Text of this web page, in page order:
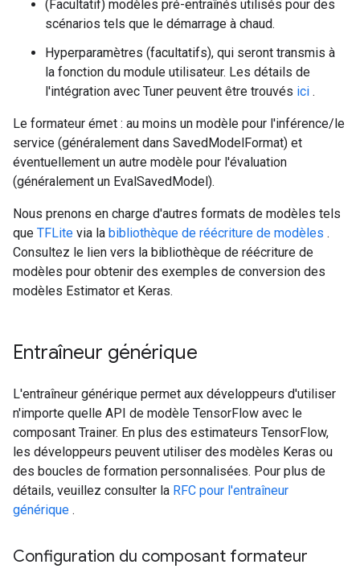
(Facultatif) modèles pré-entraînés utilisés pour des
scénarios tels que le démarrage à chaud.
Hyperparamètres (facultatifs), qui seront transmis à
la fonction du module utilisateur. Les détails de
l'intégration avec Tuner peuvent être trouvés ici .
Le formateur émet : au moins un modèle pour l'inférence/le
service (généralement dans SavedModelFormat) et
éventuellement un autre modèle pour l'évaluation
(généralement un EvalSavedModel).
Nous prenons en charge d'autres formats de modèles tels
que TFLite via la bibliothèque de réécriture de modèles .
Consultez le lien vers la bibliothèque de réécriture de
modèles pour obtenir des exemples de conversion des
modèles Estimator et Keras.
Entraîneur générique
L'entraîneur générique permet aux développeurs d'utiliser
n'importe quelle API de modèle TensorFlow avec le
composant Trainer. En plus des estimateurs TensorFlow,
les développeurs peuvent utiliser des modèles Keras ou
des boucles de formation personnalisées. Pour plus de
détails, veuillez consulter la RFC pour l'entraîneur
générique .
Configuration du composant formateur